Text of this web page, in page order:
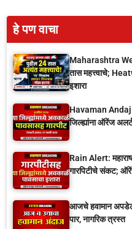
हे पण वाचा
Maharashtra
तास महत्त्वाचे;
इशारा
Havaman Andaj
जिल्ह्यांना ऑरेंज
Rain Alert:
गारपिटीचे संकट;
आजचे हवामान अपडेट:
पार, नागरिक त्रस्त